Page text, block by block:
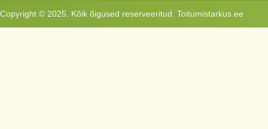
Copyright © 2025. Kõik õigused reserveeritud. Toitumistarkus.ee